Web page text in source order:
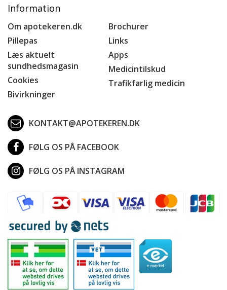
Information
Om apotekeren.dk
Pillepas
Læs aktuelt
sundhedsmagasin
Cookies
Bivirkninger
Brochurer
Links
Apps
Medicintilskud
Trafikfarlig medicin
KONTAKT@APOTEKEREN.DK
FØLG OS PÅ FACEBOOK
FØLG OS PÅ INSTAGRAM